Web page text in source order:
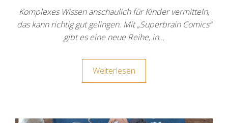
Komplexes Wissen anschaulich für Kinder vermitteln,
das kann richtig gut gelingen. Mit „Superbrain Comics“
gibt es eine neue Reihe, in…
Weiterlesen